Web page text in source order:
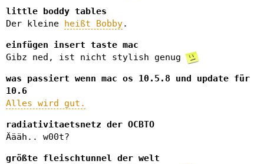
little boddy tables
Der kleine heißt Bobby.
einfügen insert taste mac
Gibz ned, ist nicht stylish genug
was passiert wenn mac os 10.5.8 und update für
10.6
Alles wird gut.
radiativitaetsnetz der OCBTO
Äääh.. w00t?
größte fleischtunnel der welt